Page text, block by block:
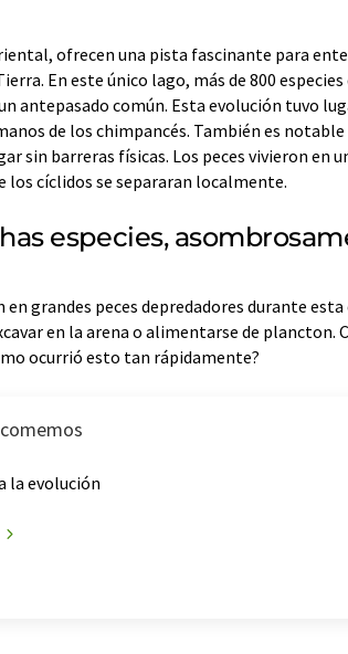
ofrecen una pista fascinante para
En este único lago, más de 800
antepasado común. Esta evolución tuvo
de los chimpancés. También es notable
sin barreras físicas. Los peces vivieron en
los cíclidos se separaran localmente.
especies,
grandes peces depredadores durante
en la arena o alimentarse de plancton.
ocurrió esto tan rápidamente?
la evolución